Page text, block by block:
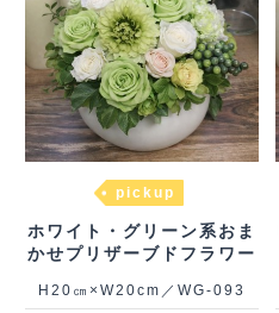
pickup
ホワイト・グリーン系おま
かせプリザーブドフラワー
H20㎝×W20cm／WG‐093